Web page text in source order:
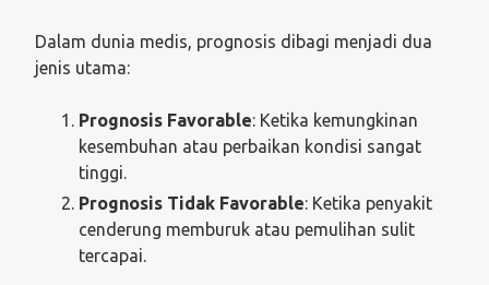
Dalam dunia medis, prognosis dibagi menjadi dua
jenis utama:
Prognosis Favorable: Ketika kemungkinan
kesembuhan atau perbaikan kondisi sangat
tinggi.
Prognosis Tidak Favorable: Ketika penyakit
cenderung memburuk atau pemulihan sulit
tercapai.